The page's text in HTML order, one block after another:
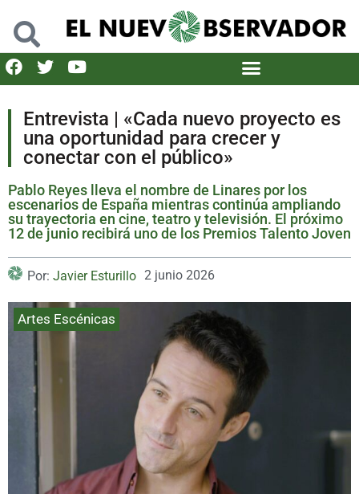
Entrevista | «Cada nuevo proyecto es
una oportunidad para crecer y
conectar con el público»
Pablo Reyes lleva el nombre de Linares por los
escenarios de España mientras continúa ampliando
su trayectoria en cine, teatro y televisión. El próximo
12 de junio recibirá uno de los Premios Talento Joven
Por: Javier Esturillo 2 junio 2026
Artes Escénicas